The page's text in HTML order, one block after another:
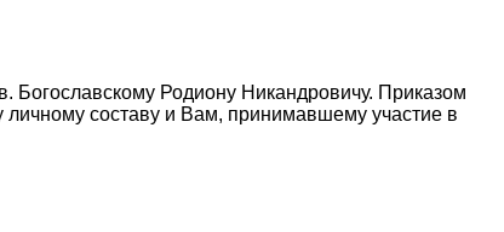
Родиону Никандровичу. Приказом
составу и Вам, принимавшему участие в